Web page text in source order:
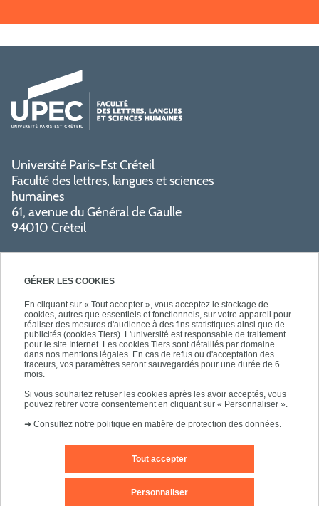
GÉRER LES COOKIES
En cliquant sur « Tout accepter », vous acceptez le stockage de
cookies, autres que essentiels et fonctionnels, sur votre appareil pour
réaliser des mesures d'audience à des fins statistiques ainsi que de
publicités (cookies Tiers). L'université est responsable de traitement
pour le site Internet. Les cookies Tiers sont détaillés par domaine
dans nos mentions légales. En cas de refus ou d'acceptation des
traceurs, vos paramètres seront sauvegardés pour une durée de 6
mois.
Si vous souhaitez refuser les cookies après les avoir acceptés, vous
pouvez retirer votre consentement en cliquant sur « Personnaliser ».
➜ Consultez notre politique en matière de protection des données.
Tout accepter
Personnaliser
Université Paris-Est Créteil
Faculté des lettres, langues et sciences
humaines
61, avenue du Général de Gaulle
94010 Créteil
PRATIQUE
NOS FORMATIONS
Nous contacter